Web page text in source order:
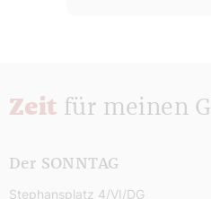
Zeit für meinen
Der SONNTAG
Stephansplatz 4/VI/DG